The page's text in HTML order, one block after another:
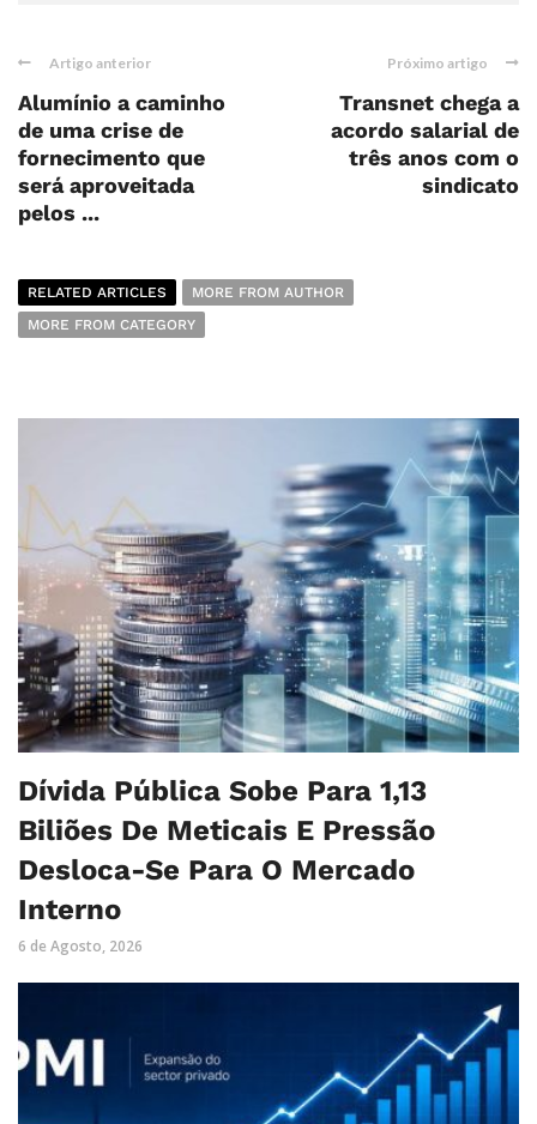
Artigo anterior
Alumínio a caminho
de uma crise de
fornecimento que
será aproveitada
pelos ...
Próximo artigo
Transnet chega a
acordo salarial de
três anos com o
sindicato
RELATED ARTICLES
MORE FROM AUTHOR
MORE FROM CATEGORY
Dívida Pública Sobe Para 1,13
Biliões De Meticais E Pressão
Desloca-Se Para O Mercado
Interno
6 de Agosto, 2026